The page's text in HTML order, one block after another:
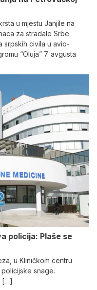
u mjestu Janjile na
za stradale Srbe
srpskih civila u avio-
“Oluja” 7. avgusta
policija: Plaše se
u Kliničkom centru
snage.
[…]